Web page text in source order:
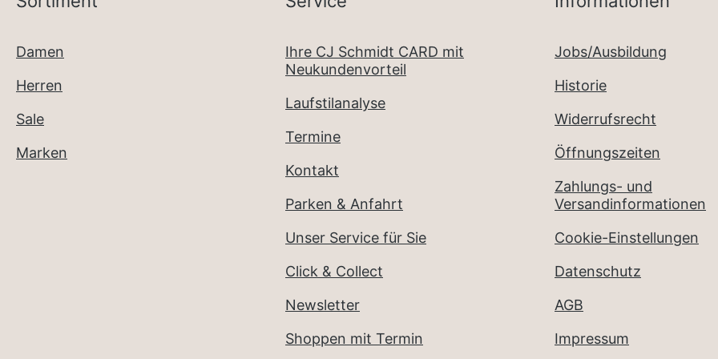
Damen
Herren
Sale
Marken
Ihre CJ Schmidt CARD mit
Neukundenvorteil
Laufstilanalyse
Termine
Kontakt
Parken & Anfahrt
Unser Service für Sie
Click & Collect
Newsletter
Shoppen mit Termin
Jobs/Ausbildung
Historie
Widerrufsrecht
Öffnungszeiten
Zahlungs- und
Versandinformationen
Cookie-Einstellungen
Datenschutz
AGB
Impressum